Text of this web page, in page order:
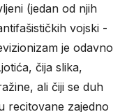
(jedan od njih
vojski -
je odavno
čija slika,
ali čiji se duh
recitovane zajedno